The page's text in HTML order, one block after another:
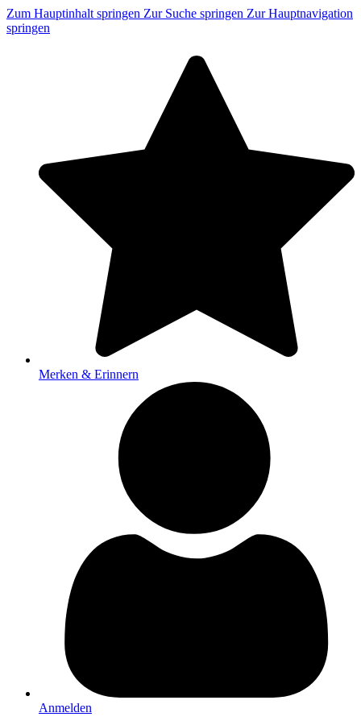
Zum Hauptinhalt springen Zur Suche springen Zur Hauptnavigation
springen
Merken & Erinnern
Anmelden